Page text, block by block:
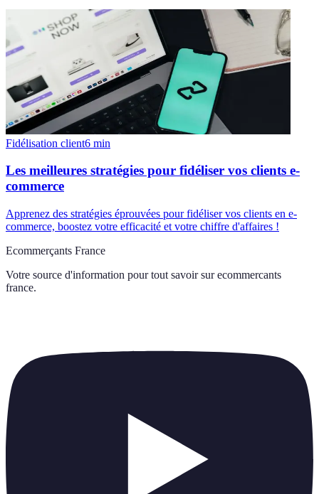
Fidélisation client6 min
Les meilleures stratégies pour fidéliser vos clients e-
commerce
Apprenez des stratégies éprouvées pour fidéliser vos clients en e-
commerce, boostez votre efficacité et votre chiffre d'affaires !
Ecommerçants France
Votre source d'information pour tout savoir sur ecommercants
france.